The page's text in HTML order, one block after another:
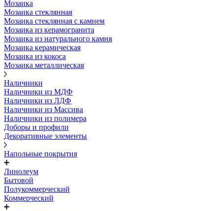
Мозаика
Мозаика стеклянная
Мозаика стеклянная с камнем
Мозаика из керамогранита
Мозаика из натурального камня
Мозаика керамическая
Мозаика из кокоса
Мозаика металлическая
Наличники
Наличники из МДФ
Наличники из ЛДФ
Наличники из Массива
Наличники из полимера
Доборы и профили
Декоративные элементы
Напольные покрытия
Линолеум
Бытовой
Полукоммерческий
Коммерческий